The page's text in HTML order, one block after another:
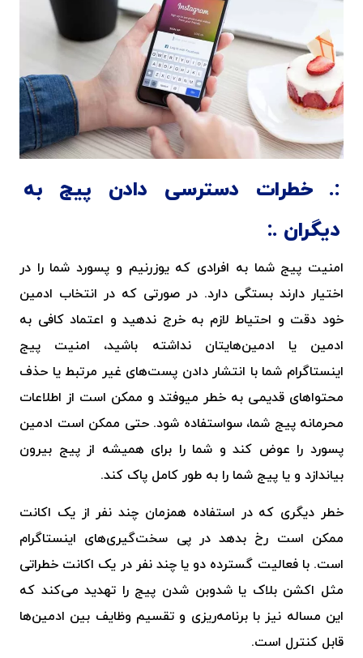
خطرات دسترسی دادن پیج به
دیگران
امنیت پیج شما به افرادی که یوزرنیم و پسورد شما را در
اختیار دارند بستگی دارد. در صورتی که در انتخاب ادمین
خود دقت و احتیاط لازم به خرج ندهید و اعتماد کافی به
ادمین یا ادمین‌هایتان نداشته باشید، امنیت پیج
اینستاگرام شما با انتشار دادن پست‌های غیر مرتبط یا حذف
محتواهای قدیمی به خطر میوفتد و ممکن است از اطلاعات
محرمانه پیج شما، سواستفاده شود. حتی ممکن است ادمین
پسورد را عوض کند و شما را برای همیشه از پیج بیرون
بیاندازد و یا پیج شما را به طور کامل پاک کند.
خطر دیگری که در استفاده همزمان چند نفر از یک اکانت
ممکن است رخ بدهد در پی سخت‌گیری‌های اینستاگرام
است. با فعالیت گسترده دو یا چند نفر در یک اکانت خطراتی
مثل اکشن بلاک یا شدوبن شدن پیج را تهدید می‌کند که
این مساله نیز با برنامه‌ریزی و تقسیم وظایف بین ادمین‌ها
قابل کنترل است.